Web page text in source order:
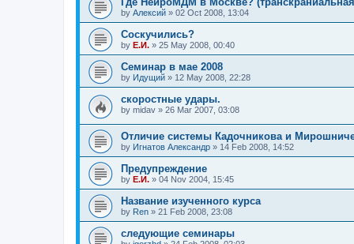
by Алексий » 02 Oct 2008, 13:04
Соскучились?
by Е.И. » 25 May 2008, 00:40
Семинар в мае 2008
by Идущий » 12 May 2008, 22:28
скоростные удары.
by midav » 26 Mar 2007, 03:08
Отличие системы Кадочникова и
by Игнатов Александр » 14 Feb 2008, 14:52
Предупреждение
by Е.И. » 04 Nov 2004, 15:45
Название изученного курса
by Ren » 21 Feb 2008, 23:08
следующие семинары